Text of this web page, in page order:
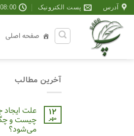
Skip
to
content
آدرس پست الکترونیک 08:00 - 17:00
صفحه اصلی
آخرین مطالب
۱۲
مهر
علت
چیست و
می‌شود؟